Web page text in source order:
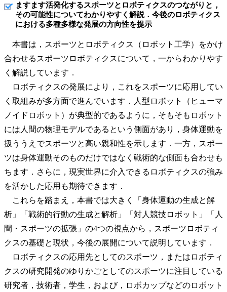
ますます活発化するスポーツとロボティクスのつながりと，
その可能性についてわかりやすく解説．今後のロボティクス
における多種多様な発展の方向性を提示
本書は，スポーツとロボティクス（ロボット工学）をかけ
合わせるスポーツロボティクスについて，一からわかりやす
く解説しています．
ロボティクスの発展により，これをスポーツに応用してい
く取組みが多方面で進んでいます．人型ロボット（ヒューマ
ノイドロボット）が典型的であるように，そもそもロボット
には人間の物理モデルであるという側面があり，身体運動を
扱ううえでスポーツと高い親和性を示します．一方，スポー
ツは身体運動そのものだけではなく戦術的な側面も合わせも
ちます．さらに，現実世界に介入できるロボティクスの強み
を活かした応用も期待できます．
これらを踏まえ，本書では大きく「身体運動の生成と解
析」「戦術的行動の生成と解析」「対人競技ロボット」「人
間・スポーツの拡張」の4つの視点から，スポーツロボティ
クスの基礎と現状，今後の展開について説明しています．
ロボティクスの応用先としてのスポーツ，またはロボティ
クスの研究開発のゆりかごとしてのスポーツに注目している
研究者，技術者，学生，および，ロボカップなどのロボット